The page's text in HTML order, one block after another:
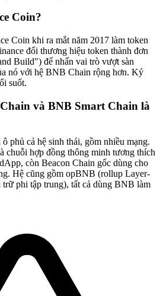
Coin?
Coin khi ra mắt năm 2017 làm token
đổi thương hiệu token thành đơn
Build") để nhấn vai trò vượt sàn
nó với hệ BNB Chain rộng hơn. Ký
suốt.
và BNB Smart Chain là
phủ cả hệ sinh thái, gồm nhiều mạng.
chuỗi hợp đồng thông minh tương thích
còn Beacon Chain gốc dùng cho
Hệ cũng gồm opBNB (rollup Layer-
phi tập trung), tất cả dùng BNB làm